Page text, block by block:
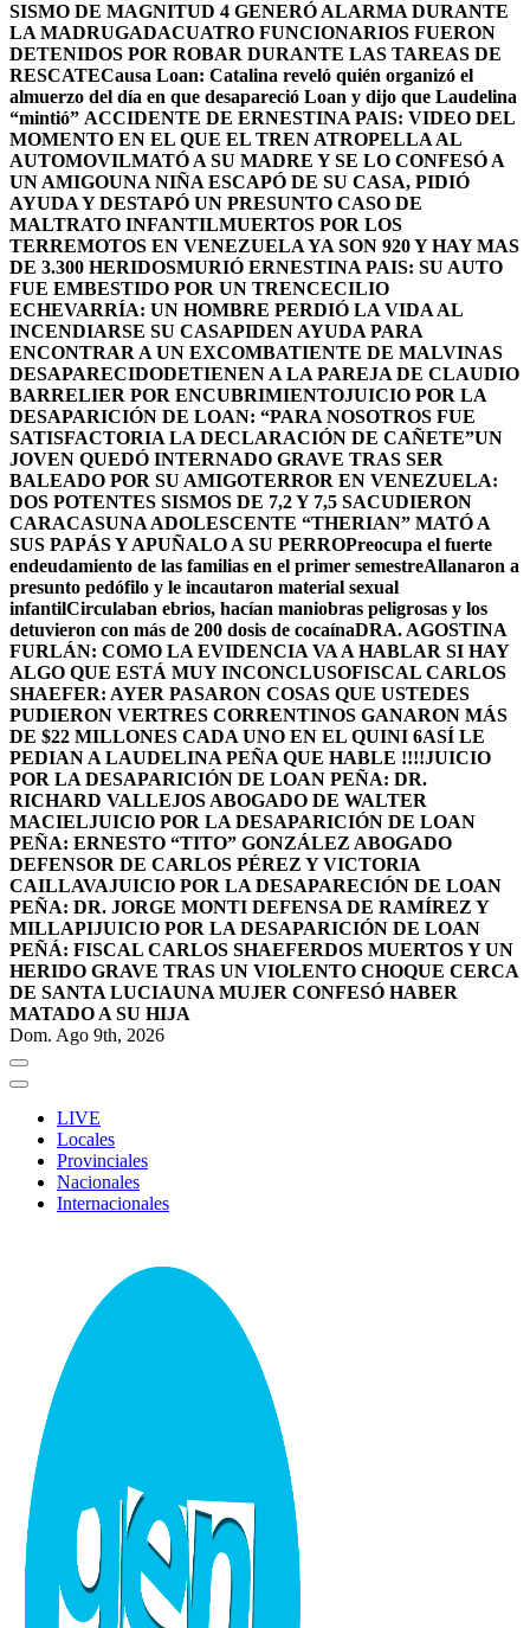
SISMO DE MAGNITUD 4 GENERÓ ALARMA DURANTE
LA MADRUGADACUATRO FUNCIONARIOS FUERON
DETENIDOS POR ROBAR DURANTE LAS TAREAS DE
RESCATECausa Loan: Catalina reveló quién organizó el
almuerzo del día en que desapareció Loan y dijo que Laudelina
“mintió” ACCIDENTE DE ERNESTINA PAIS: VIDEO DEL
MOMENTO EN EL QUE EL TREN ATROPELLA AL
AUTOMOVILMATÓ A SU MADRE Y SE LO CONFESÓ A
UN AMIGOUNA NIÑA ESCAPÓ DE SU CASA, PIDIÓ
AYUDA Y DESTAPÓ UN PRESUNTO CASO DE
MALTRATO INFANTILMUERTOS POR LOS
TERREMOTOS EN VENEZUELA YA SON 920 Y HAY MAS
DE 3.300 HERIDOSMURIÓ ERNESTINA PAIS: SU AUTO
FUE EMBESTIDO POR UN TRENCECILIO
ECHEVARRÍA: UN HOMBRE PERDIÓ LA VIDA AL
INCENDIARSE SU CASAPIDEN AYUDA PARA
ENCONTRAR A UN EXCOMBATIENTE DE MALVINAS
DESAPARECIDODETIENEN A LA PAREJA DE CLAUDIO
BARRELIER POR ENCUBRIMIENTOJUICIO POR LA
DESAPARICIÓN DE LOAN: “PARA NOSOTROS FUE
SATISFACTORIA LA DECLARACIÓN DE CAÑETE”UN
JOVEN QUEDÓ INTERNADO GRAVE TRAS SER
BALEADO POR SU AMIGOTERROR EN VENEZUELA:
DOS POTENTES SISMOS DE 7,2 Y 7,5 SACUDIERON
CARACASUNA ADOLESCENTE “THERIAN” MATÓ A
SUS PAPÁS Y APUÑALO A SU PERROPreocupa el fuerte
endeudamiento de las familias en el primer semestreAllanaron a
presunto pedófilo y le incautaron material sexual
infantilCirculaban ebrios, hacían maniobras peligrosas y los
detuvieron con más de 200 dosis de cocaínaDRA. AGOSTINA
FURLÁN: COMO LA EVIDENCIA VA A HABLAR SI HAY
ALGO QUE ESTÁ MUY INCONCLUSOFISCAL CARLOS
SHAEFER: AYER PASARON COSAS QUE USTEDES
PUDIERON VERTRES CORRENTINOS GANARON MÁS
DE $22 MILLONES CADA UNO EN EL QUINI 6ASÍ LE
PEDIAN A LAUDELINA PEÑA QUE HABLE !!!!JUICIO
POR LA DESAPARICIÓN DE LOAN PEÑA: DR.
RICHARD VALLEJOS ABOGADO DE WALTER
MACIELJUICIO POR LA DESAPARICIÓN DE LOAN
PEÑA: ERNESTO “TITO” GONZÁLEZ ABOGADO
DEFENSOR DE CARLOS PÉREZ Y VICTORIA
CAILLAVAJUICIO POR LA DESAPARECIÓN DE LOAN
PEÑA: DR. JORGE MONTI DEFENSA DE RAMÍREZ Y
MILLAPIJUICIO POR LA DESAPARICIÓN DE LOAN
PEÑÁ: FISCAL CARLOS SHAEFERDOS MUERTOS Y UN
HERIDO GRAVE TRAS UN VIOLENTO CHOQUE CERCA
DE SANTA LUCIAUNA MUJER CONFESÓ HABER
MATADO A SU HIJA
Dom. Ago 9th, 2026
LIVE
Locales
Provinciales
Nacionales
Internacionales